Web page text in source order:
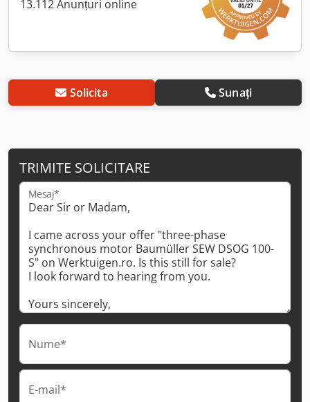
13.112 Anunțuri online
Solicita Sunați
TRIMITE SOLICITARE
Mesaj*
Nume*
E-mail*